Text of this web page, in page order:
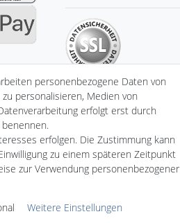
Widerrufs­recht
personenbezogene Daten von
personalisieren, Medien von
erfolgt erst durch
erfolgen. Die Zustimmung kann
zu einem späteren Zeitpunkt
zur Verwendung personenbezogener
Weitere Einstellungen